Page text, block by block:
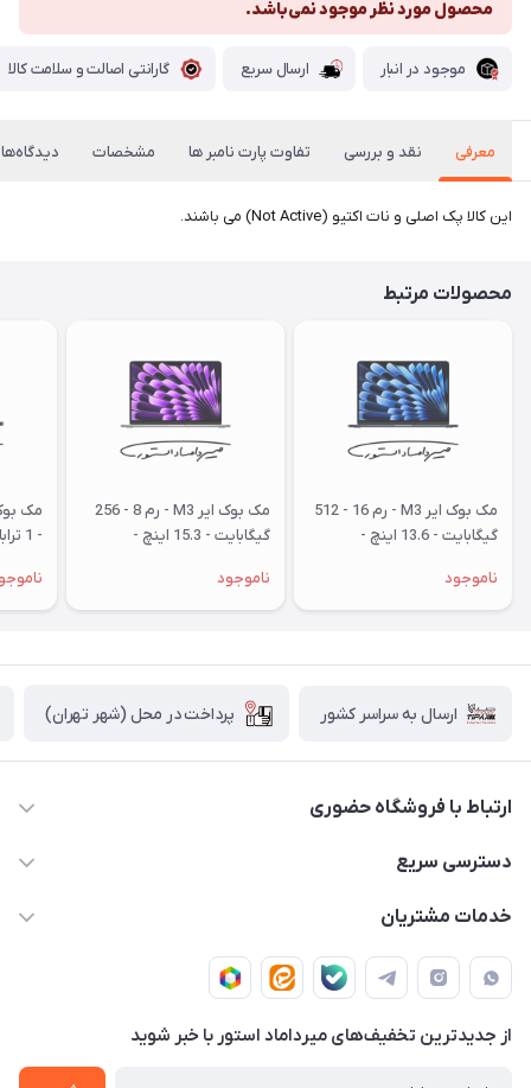
محصول مورد نظر موجود نمی‌باشد.
موجود در انبار ارسال سریع گارانتی اصالت و سلامت کالا
معرفی نقد و بررسی تفاوت پارت نامبر ها مشخصات دیدگاه‌ها
این کالا پک اصلی و نات اکتیو (Not Active) می باشند.
محصولات مرتبط
مک بوک ایر M3 - رم 16 - 512
گیگابایت - 13.6 اینچ -
ناموجود
مک بوک ایر M3 - رم 8 - 256
گیگابایت - 15.3 اینچ -
ناموجود
ارسال به سراسر کشور پرداخت در محل (شهر تهران)
ارتباط با فروشگاه حضوری
02188874370 - 02188874371
پایتخت - طبقه اول - واحد 172
دسترسی سریع
صـفـحـه اصـلـی
دربـاره مـیـردامـاد اسـتـور
خدمات مشتریان
قـوانـیـن و مـقـررات
روش هـای پـرداخـت
تـیـکـت بـه پـشـتـیـبـانـی
از جدید‌ترین تخفیف‌های میرداماد استور با‌ خبر شوید